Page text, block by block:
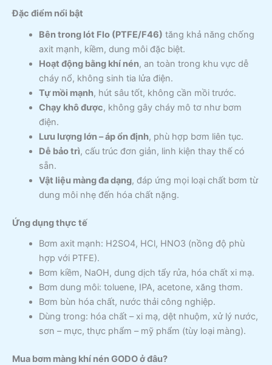
Đặc điểm nổi bật
Bên trong lót Flo (PTFE/F46) tăng khả năng chống
axit mạnh, kiềm, dung môi đặc biệt.
Hoạt động bằng khí nén, an toàn trong khu vực dễ
cháy nổ, không sinh tia lửa điện.
Tự mồi mạnh, hút sâu tốt, không cần mồi trước.
Chạy khô được, không gây cháy mô tơ như bơm
điện.
Lưu lượng lớn – áp ổn định, phù hợp bơm liên tục.
Dễ bảo trì, cấu trúc đơn giản, linh kiện thay thế có
sẵn.
Vật liệu màng đa dạng, đáp ứng mọi loại chất bơm từ
dung môi nhẹ đến hóa chất nặng.
Ứng dụng thực tế
Bơm axit mạnh: H2SO4, HCl, HNO3 (nồng độ phù
hợp với PTFE).
Bơm kiềm, NaOH, dung dịch tẩy rửa, hóa chất xi mạ.
Bơm dung môi: toluene, IPA, acetone, xăng thơm.
Bơm bùn hóa chất, nước thải công nghiệp.
Dùng trong: hóa chất – xi mạ, dệt nhuộm, xử lý nước,
sơn – mực, thực phẩm – mỹ phẩm (tùy loại màng).
Mua bơm màng khí nén GODO ở đâu?